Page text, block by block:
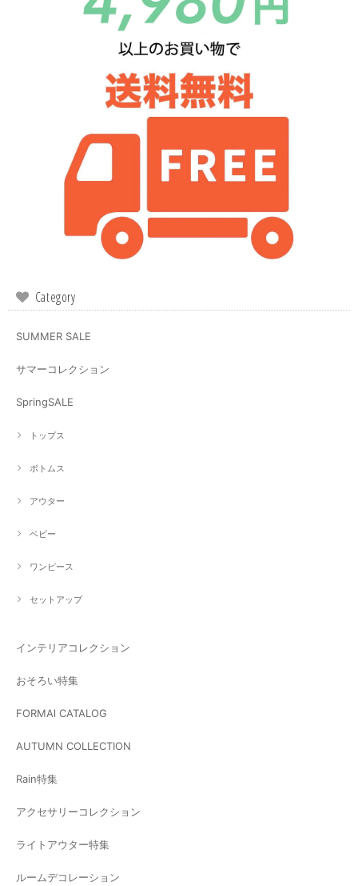
Category
SUMMER SALE
サマーコレクション
SpringSALE
トップス
ボトムス
アウター
ベビー
ワンピース
セットアップ
インテリアコレクション
おそろい特集
FORMAl CATALOG
AUTUMN COLLECTION
Rain特集
アクセサリーコレクション
ライトアウター特集
ルームデコレーション